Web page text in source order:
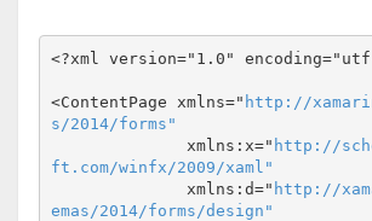
<?xml version="1.0"
<ContentPage xmlns=" http://
s/2014/forms"
xmlns:x=" http://
ft.com/winfx/2009/xaml"
xmlns:d=" http://
emas/2014/forms/design"